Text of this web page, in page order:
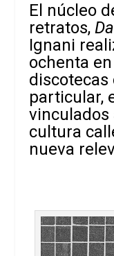
El núcleo
retratos,
Ignani
ochenta
discotecas
particular,
vinculados
cultura
nueva